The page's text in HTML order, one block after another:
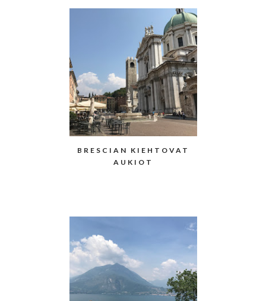
BRESCIAN KIEHTOVAT
AUKIOT